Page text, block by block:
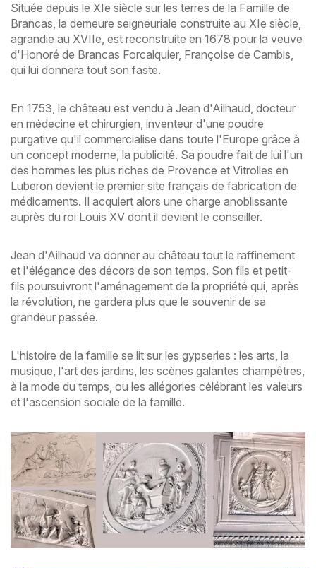
Située depuis le XIe siècle sur les terres de la Famille de
Brancas, la demeure seigneuriale construite au XIe siècle,
agrandie au XVIIe, est reconstruite en 1678 pour la veuve
d'Honoré de Brancas Forcalquier, Françoise de Cambis,
qui lui donnera tout son faste.
En 1753, le château est vendu à Jean d'Ailhaud, docteur
en médecine et chirurgien, inventeur d'une poudre
purgative qu'il commercialise dans toute l'Europe grâce à
un concept moderne, la publicité. Sa poudre fait de lui l'un
des hommes les plus riches de Provence et Vitrolles en
Luberon devient le premier site français de fabrication de
médicaments. Il acquiert alors une charge anoblissante
auprès du roi Louis XV dont il devient le conseiller.
Jean d'Ailhaud va donner au château tout le raffinement
et l'élégance des décors de son temps. Son fils et petit-
fils poursuivront l'aménagement de la propriété qui, après
la révolution, ne gardera plus que le souvenir de sa
grandeur passée.
L'histoire de la famille se lit sur les gypseries : les arts, la
musique, l'art des jardins, les scènes galantes champêtres,
à la mode du temps, ou les allégories célébrant les valeurs
et l'ascension sociale de la famille.